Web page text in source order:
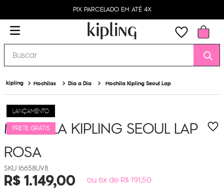
PIX PARCELADO EM ATÉ 4X
Buscar
Mochilas Dia a Dia Mochila Kipling Seoul Lap
LANÇAMENTO
FRETE GRÁTIS
MOCHILA KIPLING SEOUL LAP
ROSA
I6658UV8
R$1.149,00 ou 6x de R$ 191,50